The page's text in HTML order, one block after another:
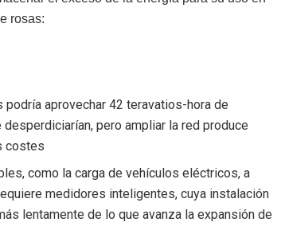
rosas:
podría aprovechar 42 teravatios-hora de
pero ampliar la red produce
costes
como la carga de vehículos eléctricos, a
medidores inteligentes, cuya instalación
lentamente de lo que avanza la expansión de